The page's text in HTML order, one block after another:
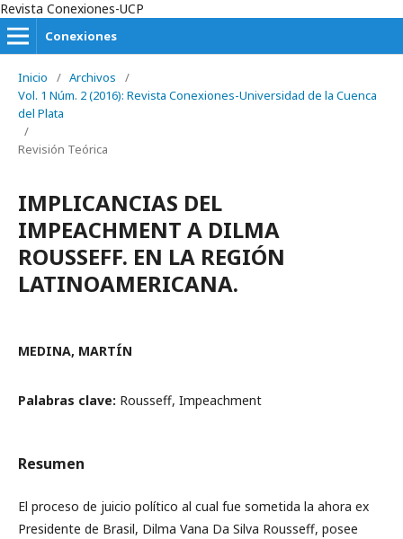
Revista Conexiones-UCP
Conexiones
Inicio / Archivos
/
Vol. 1 Núm. 2 (2016): Revista Conexiones-Universidad de la Cuenca
del Plata
/
Revisión Teórica
IMPLICANCIAS DEL
IMPEACHMENT A DILMA
ROUSSEFF. EN LA REGIÓN
LATINOAMERICANA.
MEDINA, MARTÍN
Palabras clave: Rousseff, Impeachment
Resumen
El proceso de juicio político al cual fue sometida la ahora ex
Presidente de Brasil, Dilma Vana Da Silva Rousseff, posee